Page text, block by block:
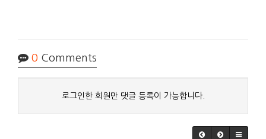
0 Comments
로그인한 회원만 댓글 등록이 가능합니다.